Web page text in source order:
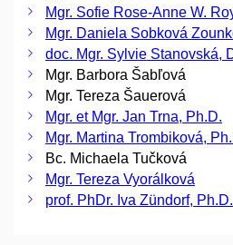
Mgr. Sofie Rose-Anne W.
Mgr. Daniela Sobková
doc. Mgr. Sylvie Stanovská,
Mgr. Barbora Šabľová
Mgr. Tereza Šauerová
Mgr. et Mgr. Jan Trna, Ph.D.
Mgr. Martina Trombiková,
Bc. Michaela Tučková
Mgr. Tereza Vyorálková
prof. PhDr. Iva Zündorf, Ph.D.